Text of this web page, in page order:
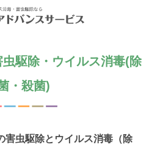
駆除・ウイルス消毒(除
・殺菌)
害虫駆除とウイルス消毒（除